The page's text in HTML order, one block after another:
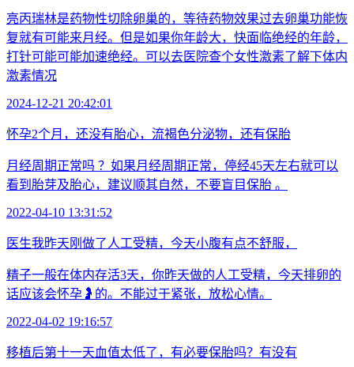
亮丙瑞林是药物性切除卵巢的，等待药物效果过去卵巢功能恢
复就有可能来月经。但是如果你年龄大，快面临绝经的年龄，
打针可能可能加速绝经。可以去医院查个女性激素了解下体内
激素情况
2024-12-21 20:42:01
怀孕2个月，还没有胎心，流褐色分泌物，还有保胎
月经周期正常吗 ？如果月经周期正常，停经45天左右就可以
看到胎芽及胎心，建议顺其自然，不要盲目保胎 。
2022-04-10 13:31:52
医生我昨天刚做了人工受精，今天小腹有点不舒服，
精子一般在体内存活3天，你昨天做的人工受精，今天排卵的
话应该会怀孕🤰的。不能过于紧张，放松心情。
2022-04-02 19:16:57
移植后第十一天血值太低了，有必要保胎吗？有没有